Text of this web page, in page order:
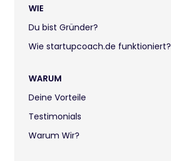
WIE
Du bist Gründer?
Wie startupcoach.de funktioniert?
WARUM
Deine Vorteile
Testimonials
Warum Wir?